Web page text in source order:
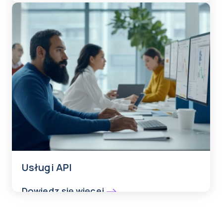
Usługi API
Dowiedz się więcej